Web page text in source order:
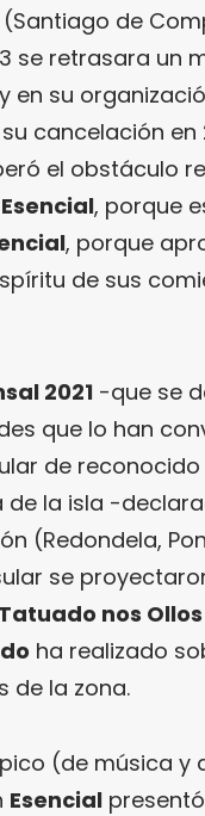
(Santiago de
se retrasara un
su
cancelación en
el obstáculo
Esencial, porque
, porque
de sus
2021 -que se
que lo han
de
de la isla -
(Redondela,
se
nos
ha realizado
de la zona.
(de música y
Esencial presentó